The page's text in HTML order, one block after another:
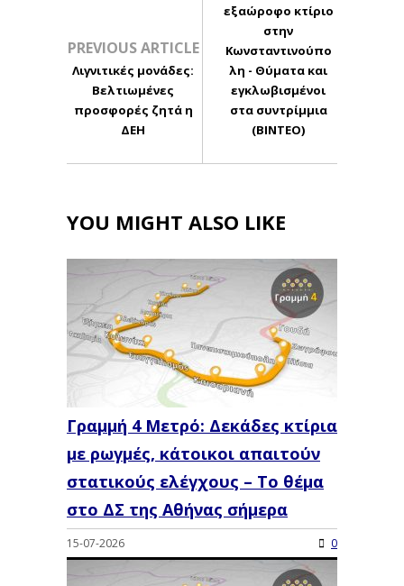
PREVIOUS ARTICLE
Λιγνιτικές μονάδες:
Βελτιωμένες
προσφορές ζητά η
ΔΕΗ
εξαώροφο κτίριο
στην
Κωνσταντινούπο
λη - Θύματα και
εγκλωβισμένοι
στα συντρίμμια
(ΒΙΝΤΕΟ)
YOU MIGHT ALSO LIKE
Γραμμή 4 Μετρό: Δεκάδες κτίρια
με ρωγμές, κάτοικοι απαιτούν
στατικούς ελέγχους – Το θέμα
στο ΔΣ της Αθήνας σήμερα
15-07-2026 0